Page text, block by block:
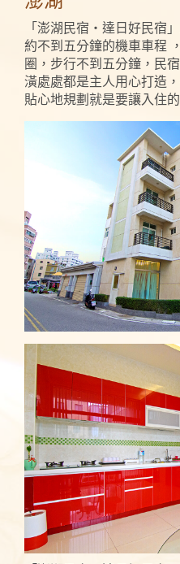
「澎湖民宿‧達日好民宿
約不到五分鐘的機車車程
圈，步行不到五分鐘，民
潢處處都是主人用心打造
貼心地規劃就是要讓入住